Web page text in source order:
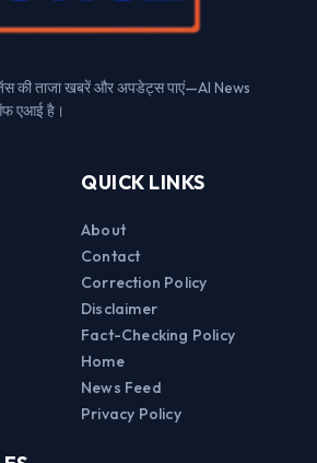
की ताजा खबरें और अपडेट्स पाएं—AI News
एआई है।
QUICK LINKS
About
Contact
Correction Policy
Disclaimer
Fact-Checking Policy
Home
News Feed
Privacy Policy